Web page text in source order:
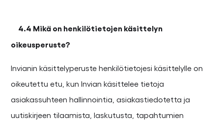
4.4 Mikä on henkilötietojen käsittelyn
oikeusperuste?
Invianin käsittelyperuste henkilötietojesi käsittelylle on
oikeutettu etu, kun Invian käsittelee tietoja
asiakassuhteen hallinnointia, asiakastiedotetta ja
uutiskirjeen tilaamista, laskutusta, tapahtumien